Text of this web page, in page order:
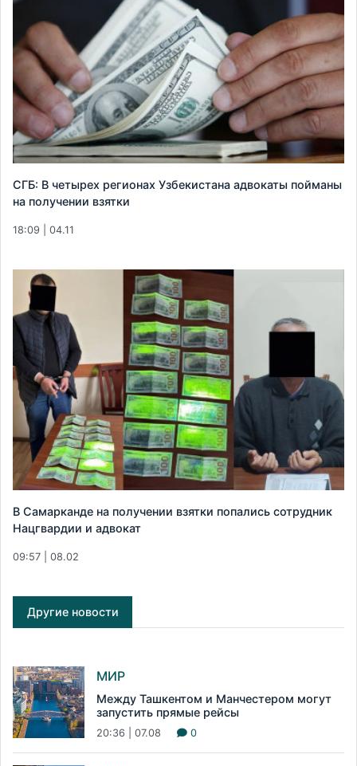
СГБ: В четырех регионах Узбекистана адвокаты пойманы
на получении взятки
18:09 | 04.11
В Самарканде на получении взятки попались сотрудник
Нацгвардии и адвокат
09:57 | 08.02
Другие новости
МИР
Между Ташкентом и Манчестером могут
запустить прямые рейсы
20:36 | 07.08 0